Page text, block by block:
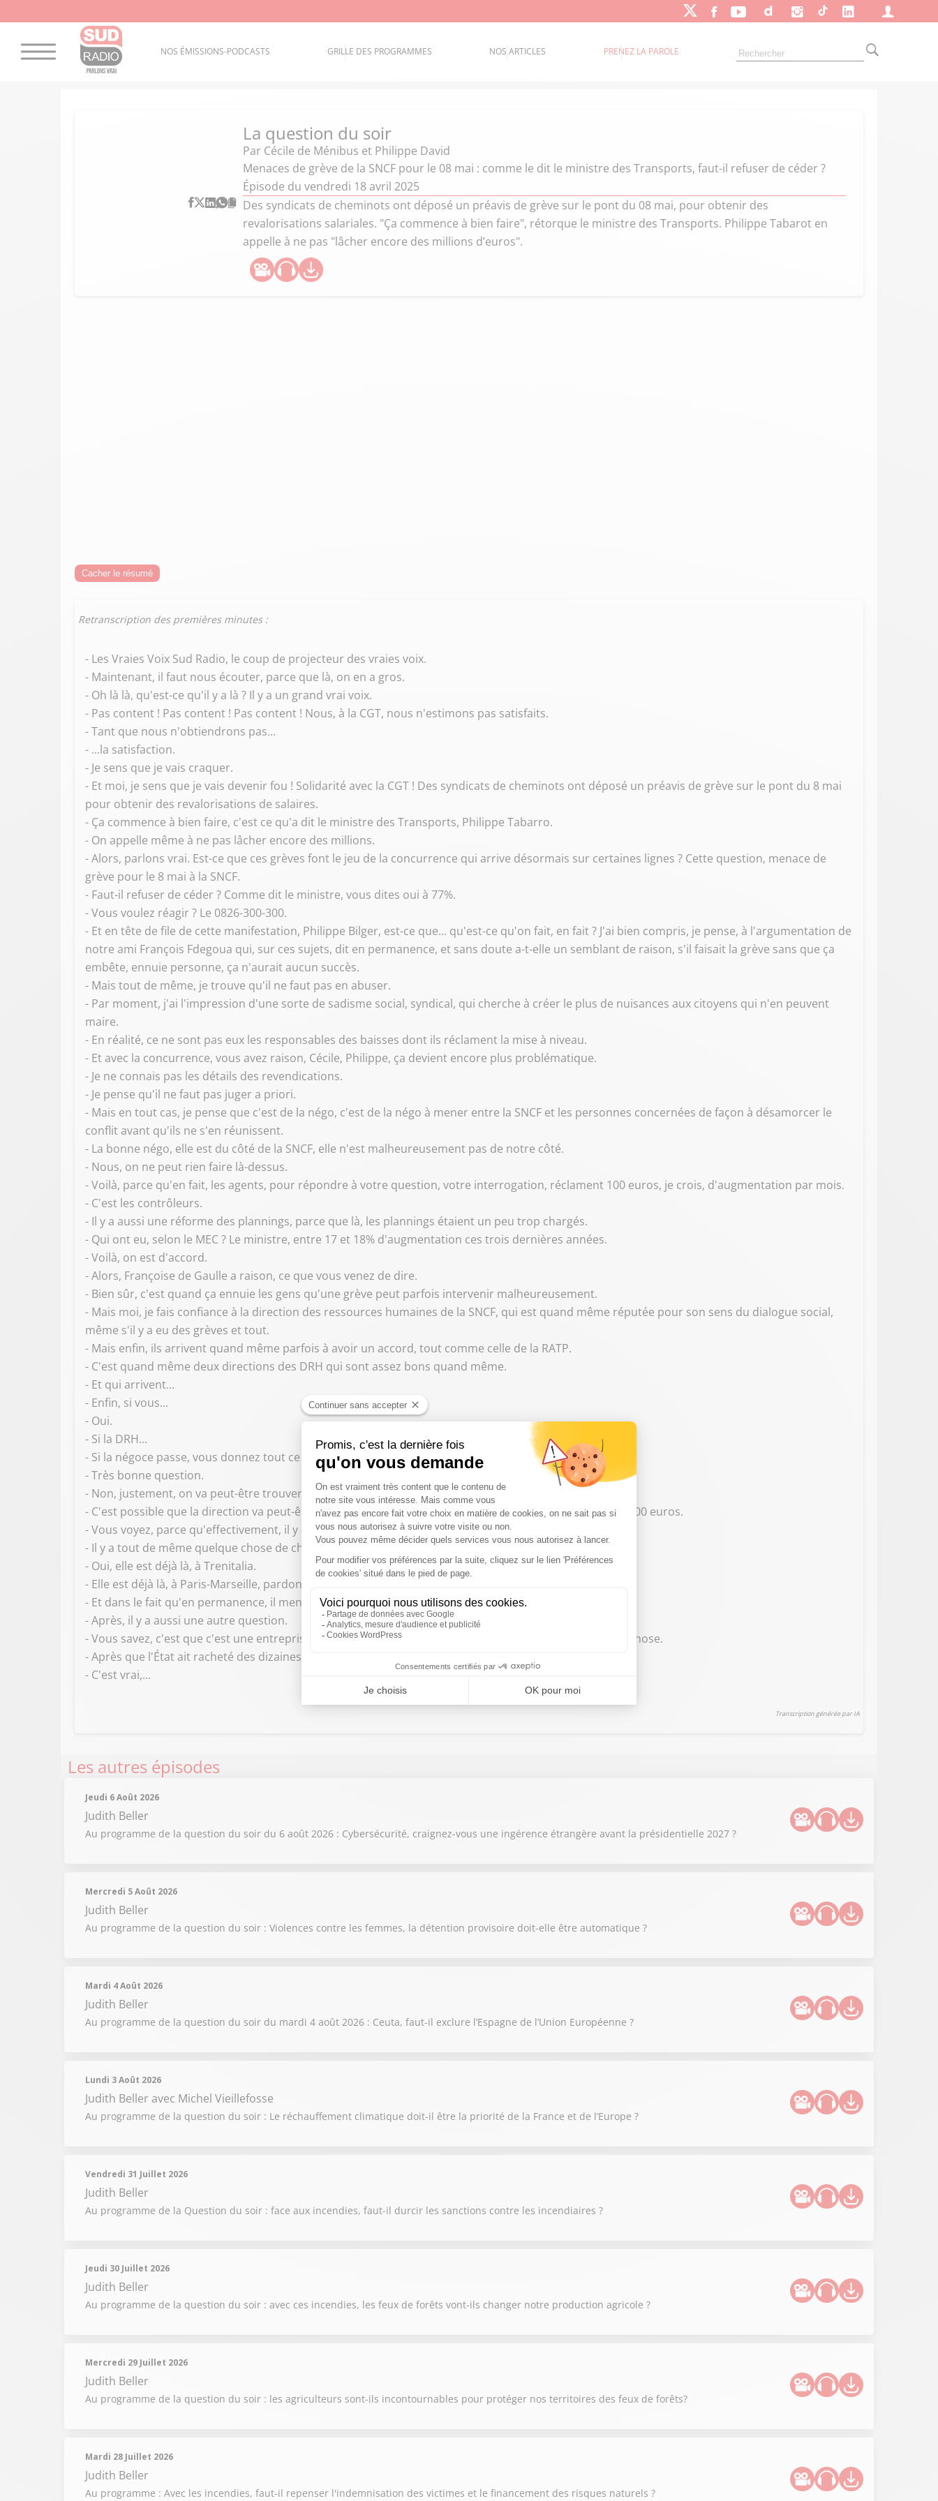
NOS ÉMISSIONS-PODCASTS GRILLE DES PROGRAMMES NOS ARTICLES PRENEZ LA PAROLE
La question du soir
Par Cécile de Ménibus et Philippe David
Menaces de grève de la SNCF pour le 08 mai : comme le dit le ministre des Transports, faut-il refuser de céder ?
Épisode du vendredi 18 avril 2025
Des syndicats de cheminots ont déposé un préavis de grève sur le pont du 08 mai, pour obtenir des
revalorisations salariales. "Ça commence à bien faire", rétorque le ministre des Transports. Philippe Tabarot en
appelle à ne pas "lâcher encore des millions d’euros".
Cacher le résumé
Retranscription des premières minutes :
- Les Vraies Voix Sud Radio, le coup de projecteur des vraies voix.
- Maintenant, il faut nous écouter, parce que là, on en a gros.
- Oh là là, qu'est-ce qu'il y a là ? Il y a un grand vrai voix.
- Pas content ! Pas content ! Pas content ! Nous, à la CGT, nous n'estimons pas satisfaits.
- Tant que nous n'obtiendrons pas...
- ...la satisfaction.
- Je sens que je vais craquer.
- Et moi, je sens que je vais devenir fou ! Solidarité avec la CGT ! Des syndicats de cheminots ont déposé un préavis de grève sur le pont du 8 mai
pour obtenir des revalorisations de salaires.
- Ça commence à bien faire, c'est ce qu'a dit le ministre des Transports, Philippe Tabarro.
- On appelle même à ne pas lâcher encore des millions.
- Alors, parlons vrai. Est-ce que ces grèves font le jeu de la concurrence qui arrive désormais sur certaines lignes ? Cette question, menace de
grève pour le 8 mai à la SNCF.
- Faut-il refuser de céder ? Comme dit le ministre, vous dites oui à 77%.
- Vous voulez réagir ? Le 0826-300-300.
- Et en tête de file de cette manifestation, Philippe Bilger, est-ce que... qu'est-ce qu'on fait, en fait ? J'ai bien compris, je pense, à l'argumentation de
notre ami François Fdegoua qui, sur ces sujets, dit en permanence, et sans doute a-t-elle un semblant de raison, s'il faisait la grève sans que ça
embête, ennuie personne, ça n'aurait aucun succès.
- Mais tout de même, je trouve qu'il ne faut pas en abuser.
- Par moment, j'ai l'impression d'une sorte de sadisme social, syndical, qui cherche à créer le plus de nuisances aux citoyens qui n'en peuvent
maire.
- En réalité, ce ne sont pas eux les responsables des baisses dont ils réclament la mise à niveau.
- Et avec la concurrence, vous avez raison, Cécile, Philippe, ça devient encore plus problématique.
- Je ne connais pas les détails des revendications.
- Je pense qu'il ne faut pas juger a priori.
- Mais en tout cas, je pense que c'est de la négo, c'est de la négo à mener entre la SNCF et les personnes concernées de façon à désamorcer le
conflit avant qu'ils ne s'en réunissent.
- La bonne négo, elle est du côté de la SNCF, elle n'est malheureusement pas de notre côté.
- Nous, on ne peut rien faire là-dessus.
- Voilà, parce qu'en fait, les agents, pour répondre à votre question, votre interrogation, réclament 100 euros, je crois, d'augmentation par mois.
- C'est les contrôleurs.
- Il y a aussi une réforme des plannings, parce que là, les plannings étaient un peu trop chargés.
- Qui ont eu, selon le MEC ? Le ministre, entre 17 et 18% d'augmentation ces trois dernières années.
- Voilà, on est d'accord.
- Alors, Françoise de Gaulle a raison, ce que vous venez de dire.
- Bien sûr, c'est quand ça ennuie les gens qu'une grève peut parfois intervenir malheureusement.
- Mais moi, je fais confiance à la direction des ressources humaines de la SNCF, qui est quand même réputée pour son sens du dialogue social,
même s'il y a eu des grèves et tout.
- Mais enfin, ils arrivent quand même parfois à avoir un accord, tout comme celle de la RATP.
- C'est quand même deux directions des DRH qui sont assez bons quand même.
- Et qui arrivent...
- Enfin, si vous...
- Oui.
- Si la DRH...
- Si la négoce passe, vous donnez tout ce qu'on demande, c'est plus une négoce, c'est une capitulation.
- Très bonne question.
- Non, justement, on va peut-être trouver un terrain d'entente à mi-chemin, vous voyez.
- C'est possible que la direction va peut-être lâcher effectivement peut-être 60, 70 euros, et non pas les 100 euros.
- Vous voyez, parce qu'effectivement, il y a la concurrence de Trenitalia qui arrive.
- Il y a tout de même quelque chose de choquant, René.
- Oui, elle est déjà là, à Trenitalia.
- Elle est déjà là, à Paris-Marseille, pardon.
- Et dans le fait qu'en permanence, il menace de faire grève dans les moments les plus festifs.
- Après, il y a aussi une autre question.
- Vous savez, c'est que c'est une entreprise qui est très profitable désormais, ce qui est une très bonne chose.
- Après que l'État ait racheté des dizaines de milliards de dettes.
- C'est vrai,...
Transcription générée par IA
Les autres épisodes
Jeudi 6 Août 2026
Judith Beller
Au programme de la question du soir du 6 août 2026 : Cybersécurité, craignez-vous une ingérence étrangère avant la présidentielle 2027 ?
Mercredi 5 Août 2026
Judith Beller
Au programme de la question du soir : Violences contre les femmes, la détention provisoire doit-elle être automatique ?
Mardi 4 Août 2026
Judith Beller
Au programme de la question du soir du mardi 4 août 2026 : Ceuta, faut-il exclure l’Espagne de l’Union Européenne ?
Lundi 3 Août 2026
Judith Beller avec Michel Vieillefosse
Au programme de la question du soir : Le réchauffement climatique doit-il être la priorité de la France et de l’Europe ?
Vendredi 31 Juillet 2026
Judith Beller
Au programme de la Question du soir : face aux incendies, faut-il durcir les sanctions contre les incendiaires ?
Jeudi 30 Juillet 2026
Judith Beller
Au programme de la question du soir : avec ces incendies, les feux de forêts vont-ils changer notre production agricole ?
Mercredi 29 Juillet 2026
Judith Beller
Au programme de la question du soir : les agriculteurs sont-ils incontournables pour protéger nos territoires des feux de forêts?
Mardi 28 Juillet 2026
Judith Beller
Au programme : Avec les incendies, faut-il repenser l'indemnisation des victimes et le financement des risques naturels ?